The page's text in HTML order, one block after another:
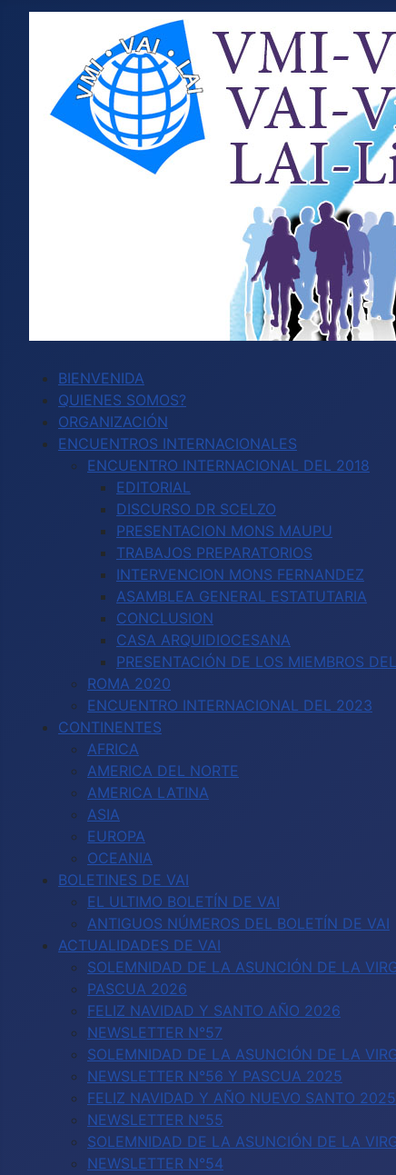
BIENVENIDA
QUIENES SOMOS?
ORGANIZACIÓN
ENCUENTROS INTERNACIONALES
ENCUENTRO INTERNACIONAL DEL 2018
EDITORIAL
DISCURSO DR SCELZO
PRESENTACION MONS MAUPU
TRABAJOS PREPARATORIOS
INTERVENCION MONS FERNANDEZ
ASAMBLEA GENERAL ESTATUTARIA
CONCLUSION
CASA ARQUIDIOCESANA
PRESENTACIÓN DE LOS MIEMBROS
ROMA 2020
ENCUENTRO INTERNACIONAL DEL 2023
CONTINENTES
AFRICA
AMERICA DEL NORTE
AMERICA LATINA
ASIA
EUROPA
OCEANIA
BOLETINES DE VAI
EL ULTIMO BOLETÍN DE VAI
ANTIGUOS NÚMEROS DEL BOLETÍN DE VAI
ACTUALIDADES DE VAI
SOLEMNIDAD DE LA ASUNCIÓN DE LA
PASCUA 2026
FELIZ NAVIDAD Y SANTO AÑO 2026
NEWSLETTER N°57
SOLEMNIDAD DE LA ASUNCIÓN DE LA
NEWSLETTER N°56 Y PASCUA 2025
FELIZ NAVIDAD Y AÑO NUEVO SANTO 2025
NEWSLETTER N°55
SOLEMNIDAD DE LA ASUNCIÓN DE LA
NEWSLETTER N°54